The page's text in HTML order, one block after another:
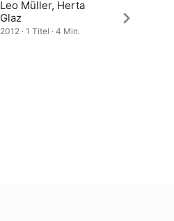
Leo Müller, Herta
Glaz
2012 · 1 Titel · 4 Min.